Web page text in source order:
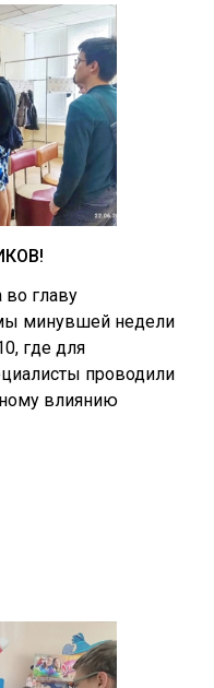
во главу
минувшей недели
где для
проводили
влиянию